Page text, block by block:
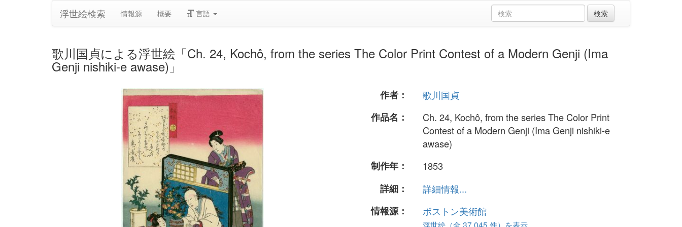
浮世絵検索 情報源 概要 言語
歌川国貞による浮世絵「Ch. 24, Kochô, from the series The Color Print Contest of a Modern Genji (Ima
Genji nishiki-e awase)」
作者：
歌川国貞
作品名：
Ch. 24, Kochô, from the series The Color Print
Contest of a Modern Genji (Ima Genji nishiki-e
awase)
制作年：
1853
詳細：
詳細情報...
情報源：
ボストン美術館
浮世絵（全 37,045 件）を表示...